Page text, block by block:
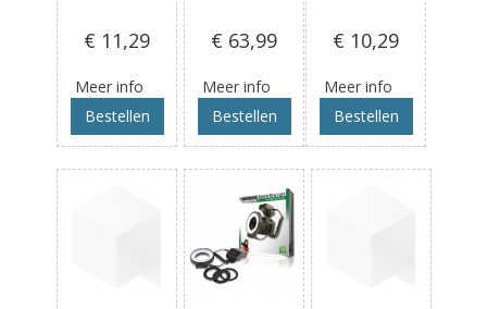
€ 11,29
Meer info
Bestellen
€ 63,99
Meer info
Bestellen
€ 10,29
Meer info
Bestellen